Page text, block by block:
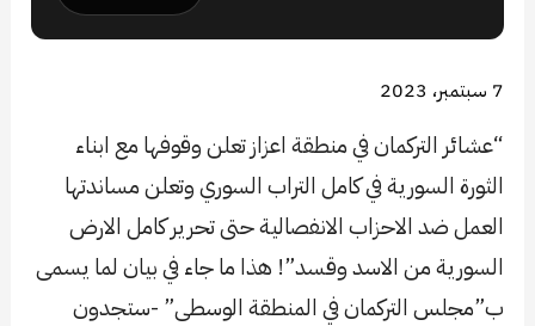
7 سبتمبر، 2023
“عشائر التركمان في منطقة اعزاز تعلن وقوفها مع ابناء
الثورة السورية في كامل التراب السوري وتعلن مساندتها
العمل ضد الاحزاب الانفصالية حتى تحرير كامل الارض
السورية من الاسد وقسد”! هذا ما جاء في بيان لما يسمى
ب”مجلس التركمان في المنطقة الوسطى” -ستجدون